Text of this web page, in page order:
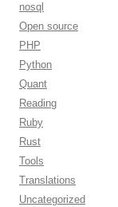
nosql
Open source
PHP
Python
Quant
Reading
Ruby
Rust
Tools
Translations
Uncategorized